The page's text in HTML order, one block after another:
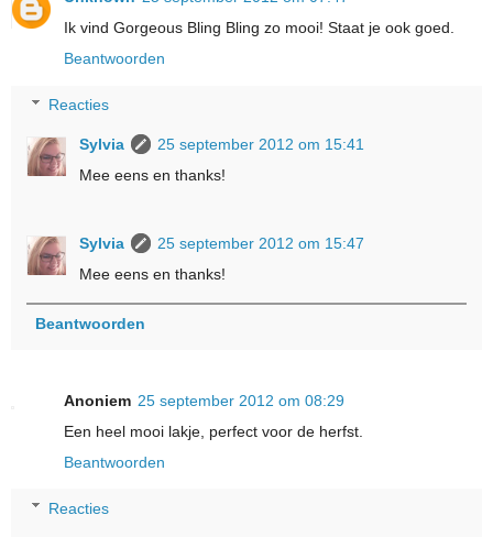
Ik vind Gorgeous Bling Bling zo mooi! Staat je ook goed.
Beantwoorden
Reacties
Sylvia
25 september 2012 om 15:41
Mee eens en thanks!
Sylvia
25 september 2012 om 15:47
Mee eens en thanks!
Beantwoorden
Anoniem 25 september 2012 om 08:29
Een heel mooi lakje, perfect voor de herfst.
Beantwoorden
Reacties